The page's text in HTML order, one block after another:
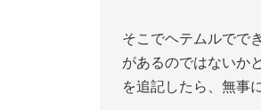
そこでヘテムルでで
があるのではないか
を追記したら、無事